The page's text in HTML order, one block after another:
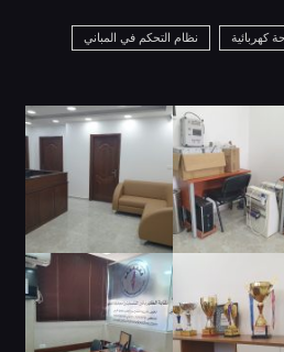
كهربائية نظام التحكم في المباني